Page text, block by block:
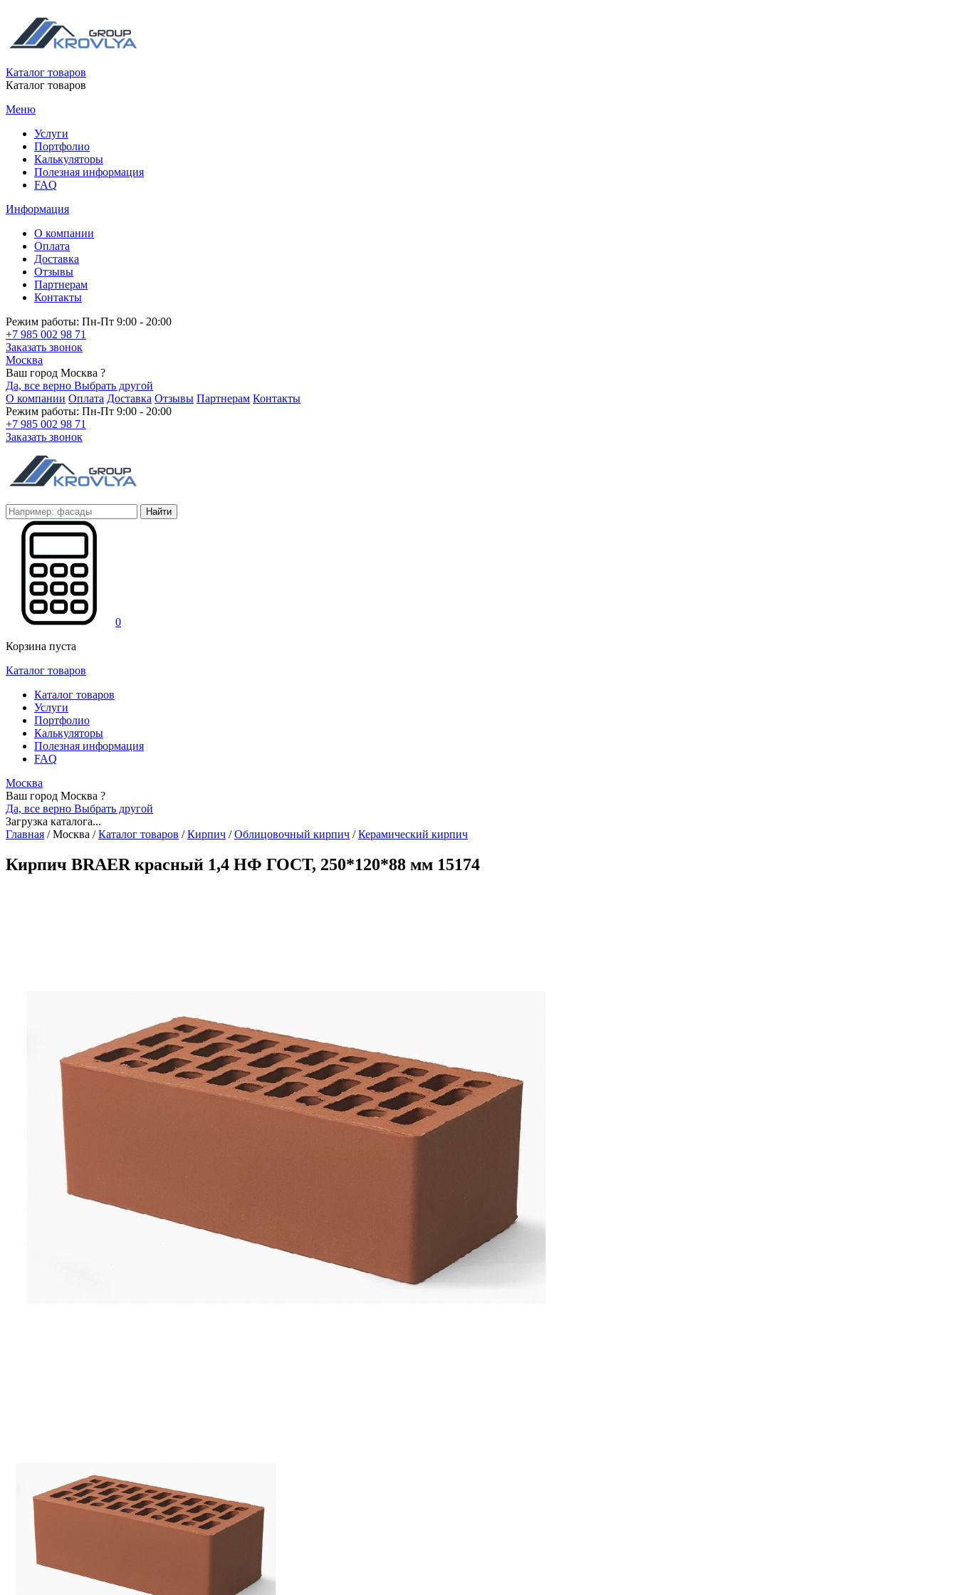
Каталог товаров
Каталог товаров
Меню
Услуги
Портфолио
Калькуляторы
Полезная информация
FAQ
Информация
О компании
Оплата
Доставка
Отзывы
Партнерам
Контакты
Режим работы: Пн-Пт 9:00 - 20:00
+7 985 002 98 71
Заказать звонок
Москва
Ваш город Москва ?
Да, все верно Выбрать другой
О компании Оплата Доставка Отзывы Партнерам Контакты
Режим работы: Пн-Пт 9:00 - 20:00
+7 985 002 98 71
Заказать звонок
Найти
0
Корзина пуста
Каталог товаров
Каталог товаров
Услуги
Портфолио
Калькуляторы
Полезная информация
FAQ
Москва
Ваш город Москва ?
Да, все верно Выбрать другой
Загрузка каталога...
Главная /Москва / Каталог товаров / Кирпич / Облицовочный кирпич / Керамический кирпич
Кирпич BRAER красный 1,4 НФ ГОСТ, 250*120*88 мм 15174